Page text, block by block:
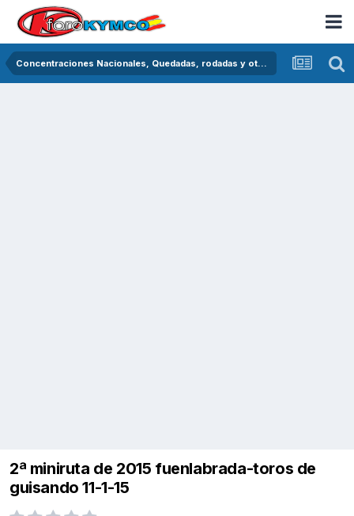
Concentraciones Nacionales, Quedadas, rodadas y otras crónicas del asfalto
2ª miniruta de 2015 fuenlabrada-toros de
guisando 11-1-15